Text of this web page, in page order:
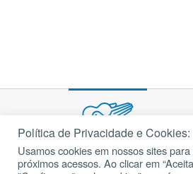
cancaonova.com© 2002 – 2026
Todos os direitos reservados.
Política de Privacidade e Cookies:
Usamos cookies em nossos sites
próximos acessos. Ao clicar em